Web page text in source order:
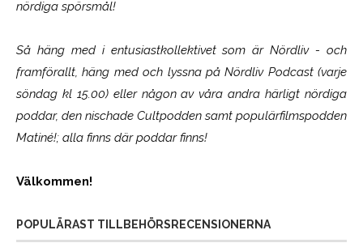
nördiga spörsmål!
Så häng med i entusiastkollektivet som ärNördliv- och
framförallt, häng med och lyssna på Nördliv Podcast (varje
söndag kl 15.00) eller någon av våra andra härligt nördiga
poddar, den nischade Cultpodden samt populärfilmspodden
Matiné!; alla finns där poddar finns!
Välkommen!
POPULÄRAST TILLBEHÖRSRECENSIONERNA